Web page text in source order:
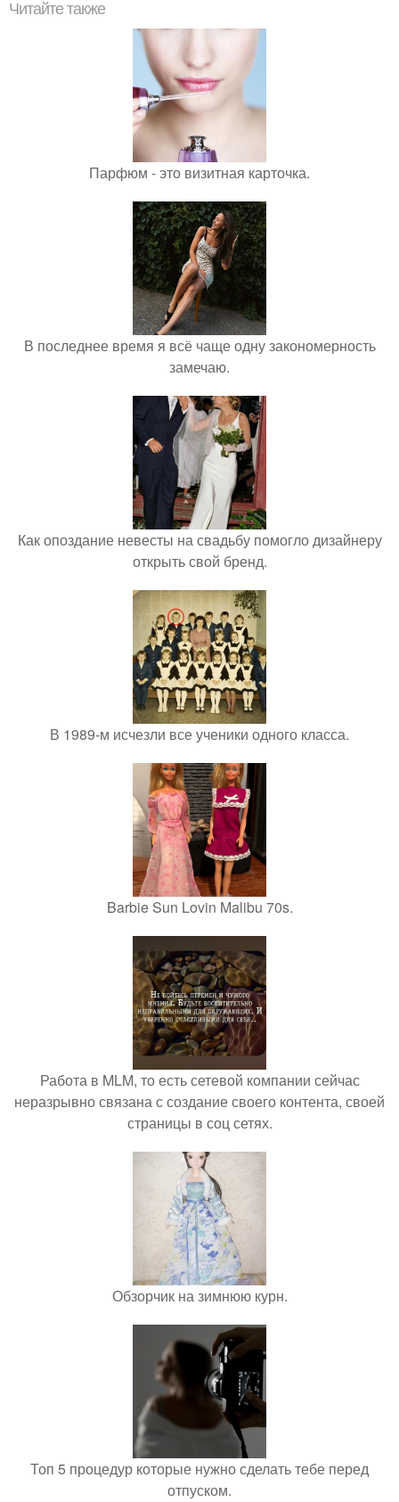
Читайте также
Парфюм - это визитная карточка.
В последнее время я всё чаще одну закономерность
замечаю.
Как опоздание невесты на свадьбу помогло дизайнеру
открыть свой бренд.
В 1989-м исчезли все ученики одного класса.
Barbie Sun Lovin Malibu 70s.
Работа в MLM, то есть сетевой компании сейчас
неразрывно связана с создание своего контента, своей
страницы в соц сетях.
Обзорчик на зимнюю курн.
Топ 5 процедур которые нужно сделать тебе перед
отпуском.